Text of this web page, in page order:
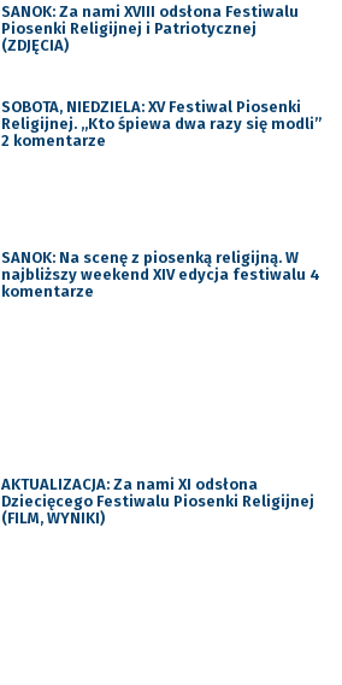
SANOK: Za nami XVIII odsłona Festiwalu
Piosenki Religijnej i Patriotycznej
(ZDJĘCIA)
SOBOTA, NIEDZIELA: XV Festiwal Piosenki
Religijnej. „Kto śpiewa dwa razy się modli”
2 komentarze
SANOK: Na scenę z piosenką religijną. W
najbliższy weekend XIV edycja festiwalu 4
komentarze
AKTUALIZACJA: Za nami XI odsłona
Dziecięcego Festiwalu Piosenki Religijnej
(FILM, WYNIKI)